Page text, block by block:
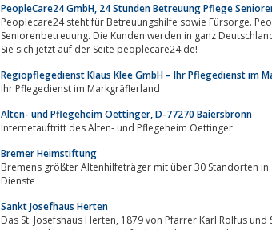
PeopleCare24 GmbH, 24 Stunden Betreuung Pflege
Peoplecare24 steht für Betreuungshilfe sowie Fürsorge.
Seniorenbetreuung. Die Kunden werden in ganz Deutschland hingebungsvoll, individuell und
Sie sich jetzt auf der Seite peoplecare24.de!
Regiopflegedienst Klaus Klee GmbH – Ihr Pflegedienst im
Ihr Pflegedienst im Markgräflerland
Alten- und Pflegeheim Oettinger, D-77270 Baiersbronn
Internetauftritt des Alten- und Pflegeheim Oettinger
Bremer Heimstiftung
Bremens größter Altenhilfeträger mit über 30 Standorten
Dienste
Sankt Josefhaus Herten
Das St. Josefshaus Herten, 1879 von Pfarrer Karl Rolfus und Schwester Maria Theresia Scherer gegründet, ist der erfahrene